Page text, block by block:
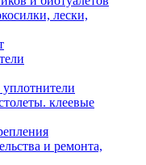
лески,
клеевые
и ремонта,